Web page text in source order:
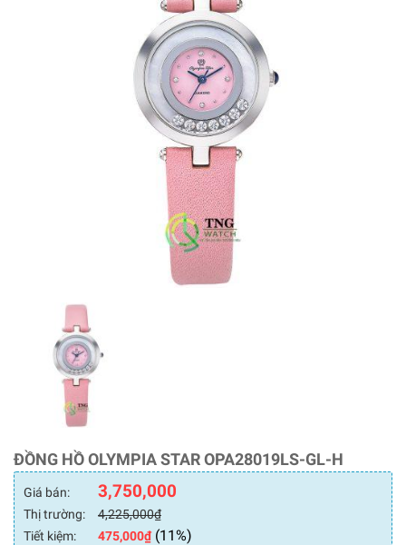
ĐỒNG HỒ OLYMPIA STAR OPA28019LS-GL-H
Giá bán: 3,750,000
Thị trường: 4,225,000₫
Tiết kiệm:
475,000₫(11%)